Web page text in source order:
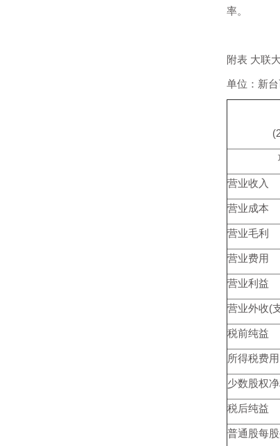
率。
附表 大联
单位：新
营业收入
营业成本
营业毛利
营业费用
营业利益
营业外收(
税前纯益
所得税费用
少数股权
税后纯益
普通股每